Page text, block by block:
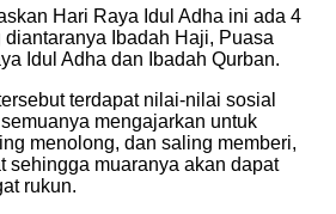
Hari Raya Idul Adha ini ada 4
Ibadah Haji, Puasa
Idul Adha dan Ibadah Qurban.
terdapat nilai-nilai sosial
mengajarkan untuk
menolong, dan saling memberi,
sehingga muaranya akan dapat
rukun.